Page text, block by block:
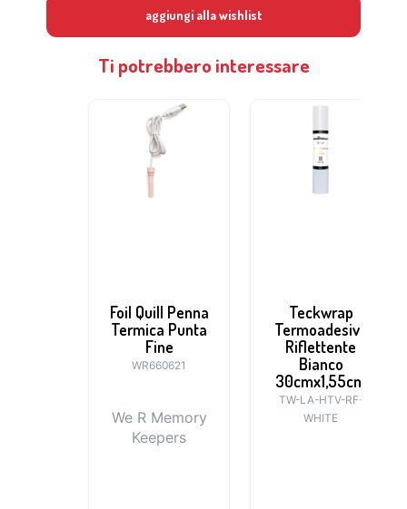
aggiungi alla wishlist
Ti potrebbero interessare
Foil Quill Penna
Termica Punta
Fine
WR660621
We R Memory
Keepers
Teckwrap
Termoadesivo
Riflettente
Bianco
30cmx1,55cm
TW-LA-HTV-RF-
WHITE